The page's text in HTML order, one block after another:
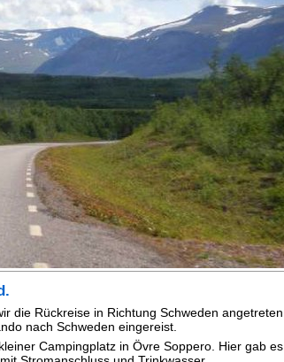
die Rückreise in Richtung Schweden angetreten
nach Schweden eingereist.
Campingplatz in Övre Soppero. Hier gab es